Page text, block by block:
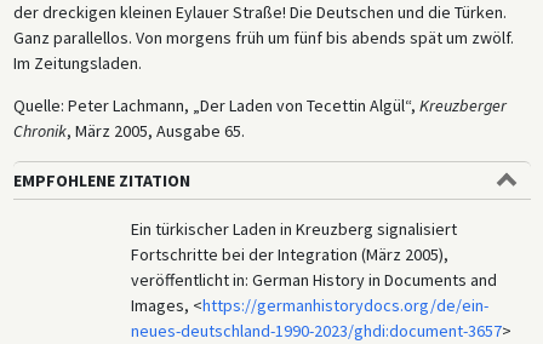
der dreckigen kleinen Eylauer Straße! Die Deutschen und die Türken.
Ganz parallellos. Von morgens früh um fünf bis abends spät um zwölf.
Im Zeitungsladen.
Quelle: Peter Lachmann, „Der Laden von Tecettin Algül“, Kreuzberger
Chronik, März 2005, Ausgabe 65.
EMPFOHLENE ZITATION
Ein türkischer Laden in Kreuzberg signalisiert
Fortschritte bei der Integration (März 2005),
veröffentlicht in: German History in Documents and
Images, <https://germanhistorydocs.org/de/ein-
neues-deutschland-1990-2023/ghdi:document-3657>